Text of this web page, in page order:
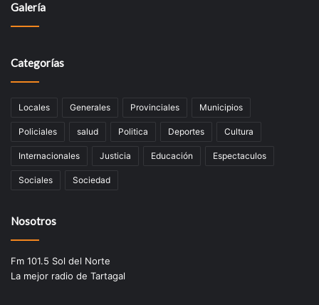
Galería
Categorías
Locales Generales Provinciales Municipios
Policiales salud Politica Deportes Cultura
Internacionales Justicia Educación Espectaculos
Sociales Sociedad
Nosotros
Fm 101.5 Sol del Norte
La mejor radio de Tartagal